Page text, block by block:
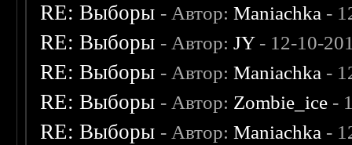
RE: Выборы - Автор:Maniachka -
RE: Выборы - Автор:JY- 12-10-
RE: Выборы - Автор:Maniachka -
RE: Выборы - Автор: Zombie_ice -
RE: Выборы - Автор:Maniachka -